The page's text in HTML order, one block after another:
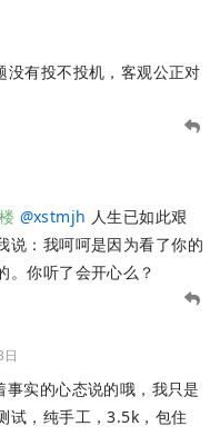
没有投不投机，客观公正对
@xstmjh 人生已如此艰
说：我呵呵是因为看了你的
。你听了会开心么？
事实的心态说的哦，我只是
试，纯手工，3.5k，包住